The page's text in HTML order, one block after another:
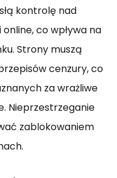
kontrolę nad
co wpływa na
Strony muszą
cenzury, co
za wrażliwe
Nieprzestrzeganie
zablokowaniem